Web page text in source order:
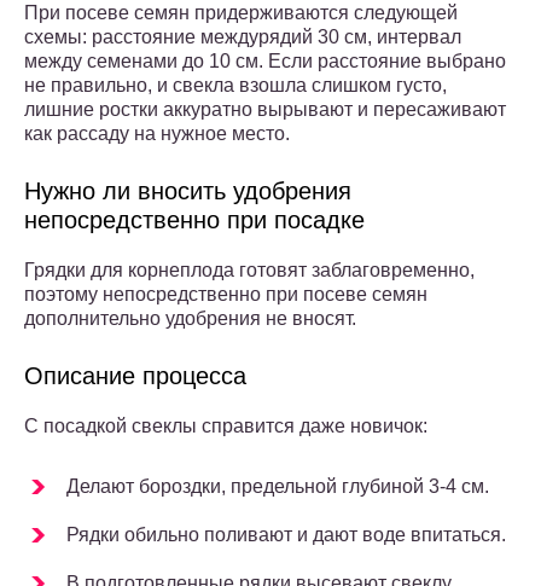
При посеве семян придерживаются следующей
схемы: расстояние междурядий 30 см, интервал
между семенами до 10 см. Если расстояние выбрано
не правильно, и свекла взошла слишком густо,
лишние ростки аккуратно вырывают и пересаживают
как рассаду на нужное место.
Нужно ли вносить удобрения
непосредственно при посадке
Грядки для корнеплода готовят заблаговременно,
поэтому непосредственно при посеве семян
дополнительно удобрения не вносят.
Описание процесса
С посадкой свеклы справится даже новичок:
Делают бороздки, предельной глубиной 3-4 см.
Рядки обильно поливают и дают воде впитаться.